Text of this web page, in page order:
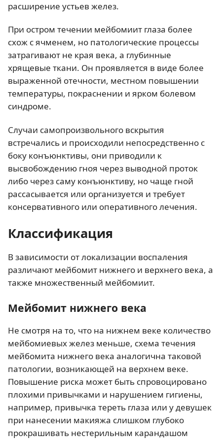
расширение устьев желез.
При остром течении мейбомиит глаза более
схож с ячменем, но патологические процессы
затрагивают не края века, а глубинные
хрящевые ткани. Он проявляется в виде более
выраженной отечности, местном повышении
температуры, покраснении и ярком болевом
синдроме.
Случаи самопроизвольного вскрытия
встречались и происходили непосредственно с
боку конъюнктивы, они приводили к
высвобождению гноя через выводной проток
либо через саму конъюнктиву, но чаще гной
рассасывается или организуется и требует
консервативного или оперативного лечения.
Классификация
В зависимости от локализации воспаления
различают мейбомит нижнего и верхнего века, а
также множественный мейбомиит.
Мейбомит нижнего века
Не смотря на то, что на нижнем веке количество
мейбомиевых желез меньше, схема течения
мейбомита нижнего века аналогична таковой
патологии, возникающей на верхнем веке.
Повышение риска может быть спровоцировано
плохими привычками и нарушением гигиены,
например, привычка тереть глаза или у девушек
при нанесении макияжа слишком глубоко
прокрашивать нестерильным карандашом